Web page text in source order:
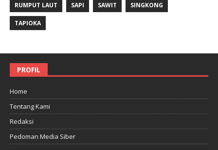
RUMPUT LAUT SAPI SAWIT SINGKONG
TAPIOKA
PROFIL
Home
Tentang Kami
Redaksi
Pedoman Media Siber